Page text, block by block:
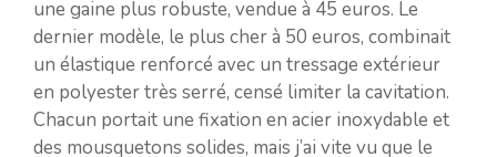
une gaine plus robuste, vendue à 45 euros. Le
dernier modèle, le plus cher à 50 euros, combinait
un élastique renforcé avec un tressage extérieur
en polyester très serré, censé limiter la cavitation.
Chacun portait une fixation en acier inoxydable et
des mousquetons solides, mais j’ai vite vu que le